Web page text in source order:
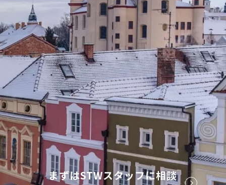
ハンガリー
フィンランド
エストニア
クロアチア
ルーマニア
フェロー諸島
まずはSTWスタッフに相談
5
11
12
18
19
26
11月未定
金
土
6
7
1
6
8 11
13
14 15 16 17 18
19
20
21 22 23 24 25
26
27
28 29 30 31
2027年2月 2月未定
日 月 火 水 木 金
土
1
2 3 4 5